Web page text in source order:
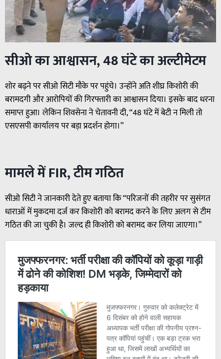
सीओ का आश्वासन, 48 घंटे का अल्टीमेटम
शोर बढ़ने पर सीओ सिटी मौके पर पहुंचे। उन्होंने अति शीघ्र किशोरी की
बरामदगी और आरोपियों की गिरफ्तारी का आश्वासन दिया। इसके बाद धरना
समाप्त हुआ। लेकिन शिवसेना ने चेतावनी दी, “48 घंटे में बेटी न मिली तो
एसएसपी कार्यालय पर बड़ा प्रदर्शन होगा।”
मामले में FIR, टीम गठित
सीओ सिटी ने जानकारी देते हुए बताया कि “परिजनों की तहरीर पर सुसंगत
धाराओं में मुकदमा दर्ज कर किशोरी को बरामद करने के लिए अलग से टीम
गठित की जा चुकी है। जल्द ही किशोरी को बरामद कर लिया जाएगा।”